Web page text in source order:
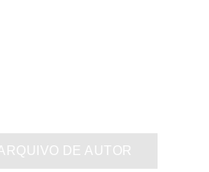
DE AUTOR